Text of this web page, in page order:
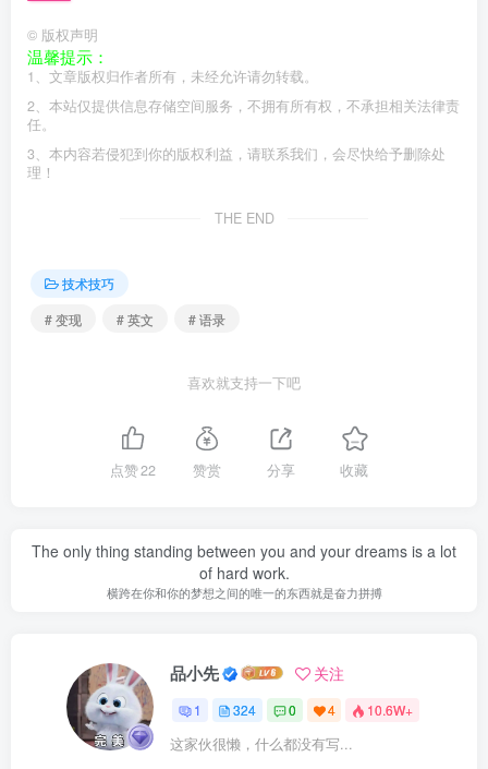
© 版权声明
温馨提示：
1、文章版权归作者所有，未经允许请勿转载。
2、本站仅提供信息存储空间服务，不拥有所有权，不承担相关法律责
任。
3、本内容若侵犯到你的版权利益，请联系我们，会尽快给予删除处
理！
THE END
技术技巧
# 变现
# 英文 # 语录
喜欢就支持一下吧
点赞22 赞赏 分享 收藏
The only thing standing between you and your dreams is a lot
of hard work.
横跨在你和你的梦想之间的唯一的东西就是奋力拼搏
品小先 关注
1 324 0 4 10.6W+
这家伙很懒，什么都没有写...